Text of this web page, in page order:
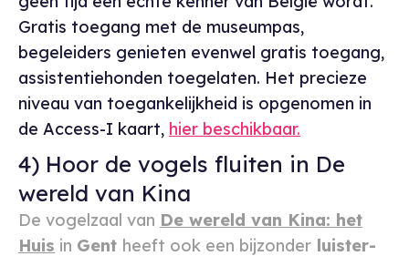
Gratis toegang met de museumpas,
begeleiders genieten evenwel gratis toegang,
assistentiehonden toegelaten. Het precieze
niveau van toegankelijkheid is opgenomen in
de Access-I kaart, hier beschikbaar.
4) Hoor de vogels fluiten in De
wereld van Kina
De vogelzaal van De wereld van Kina: het
Huis in Gent heeft ook een bijzonder luister-